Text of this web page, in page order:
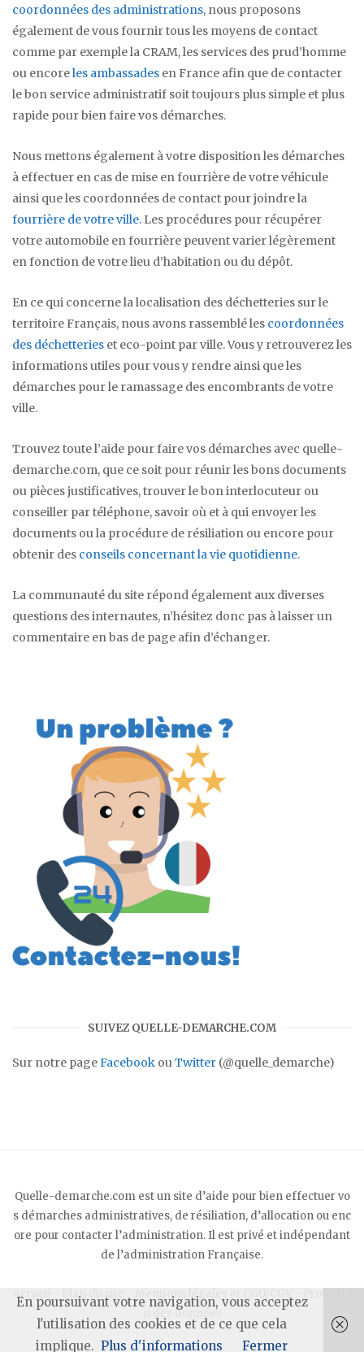
coordonnées des administrations, nous proposons
également de vous fournir tous les moyens de contact
comme par exemple la CRAM, les services des prud’homme
ou encoreles ambassades en France afin que de contacter
le bon service administratif soit toujours plus simple et plus
rapide pour bien faire vos démarches.
Nous mettons également à votre disposition les démarches
à effectuer en cas de mise en fourrière de votre véhicule
ainsi que les coordonnées de contact pour joindre la
fourrière de votre ville. Les procédures pour récupérer
votre automobile en fourrière peuvent varier légèrement
en fonction de votre lieu d’habitation ou du dépôt.
En ce qui concerne la localisation des déchetteries sur le
territoire Français, nous avons rassemblé les coordonnées
des déchetteries et eco-point par ville. Vous y retrouverez les
informations utiles pour vous y rendre ainsi que les
démarches pour le ramassage des encombrants de votre
ville.
Trouvez toute l’aide pour faire vos démarches avec quelle-
demarche.com, que ce soit pour réunir les bons documents
ou pièces justificatives, trouver le bon interlocuteur ou
conseiller par téléphone, savoir où et à qui envoyer les
documents ou la procédure de résiliation ou encore pour
obtenir des conseils concernant la vie quotidienne.
La communauté du site répond également aux diverses
questions des internautes, n’hésitez donc pas à laisser un
commentaire en bas de page afin d’échanger.
SUIVEZ QUELLE-DEMARCHE.COM
Sur notre pageFacebook ou Twitter (@quelle_demarche)
Quelle-demarche.com est un site d’aide pour bien effectuer vo
s démarches administratives, de résiliation, d’allocation ou enc
ore pour contacter l’administration. Il est privé et indépendant
de l’administration Française.
Accueil Plan du site Mentions légales et CGU/CGV
n des données
En poursuivant votre navigation, vous acceptez
l'utilisation des cookies et de ce que cela
implique. Plus d'informations Fermer